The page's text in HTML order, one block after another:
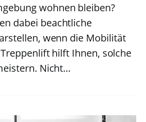
wohnen bleiben?
dabei beachtliche
wenn die Mobilität
hilft Ihnen, solche
Nicht…